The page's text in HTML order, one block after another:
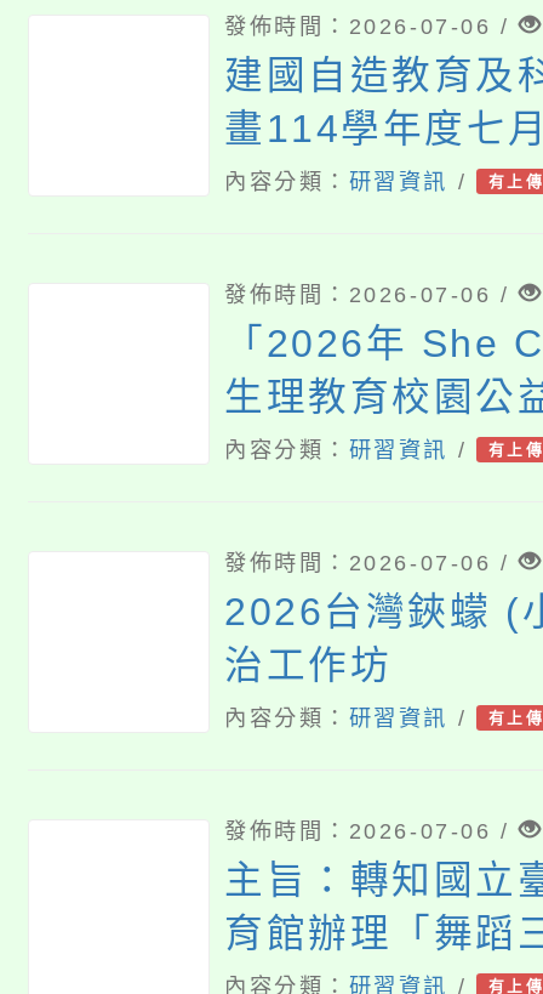
發佈時間：2026-07-06 /
建國自造教育及
畫114學年度七
能研習
內容分類： 研習資訊 / 有上
發佈時間：2026-07-06 /
「2026年 She
生理教育校園公
施計畫
內容分類： 研習資訊 / 有上
發佈時間：2026-07-06 /
2026台灣鋏蠓 (
治工作坊
內容分類： 研習資訊 / 有上
發佈時間：2026-07-06 /
主旨：轉知國立
育館辦理「舞蹈
內容分類： 研習資訊 / 有上